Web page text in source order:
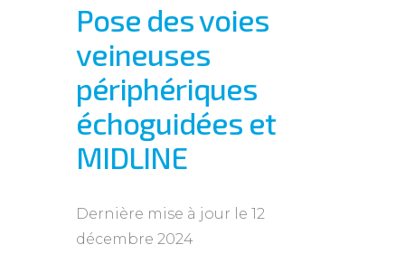
Pose des voies
veineuses
périphériques
échoguidées et
MIDLINE
Dernière mise à jour le 12
décembre 2024